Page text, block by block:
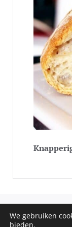
COPYRIGHT ©
We gebruiken
bieden.